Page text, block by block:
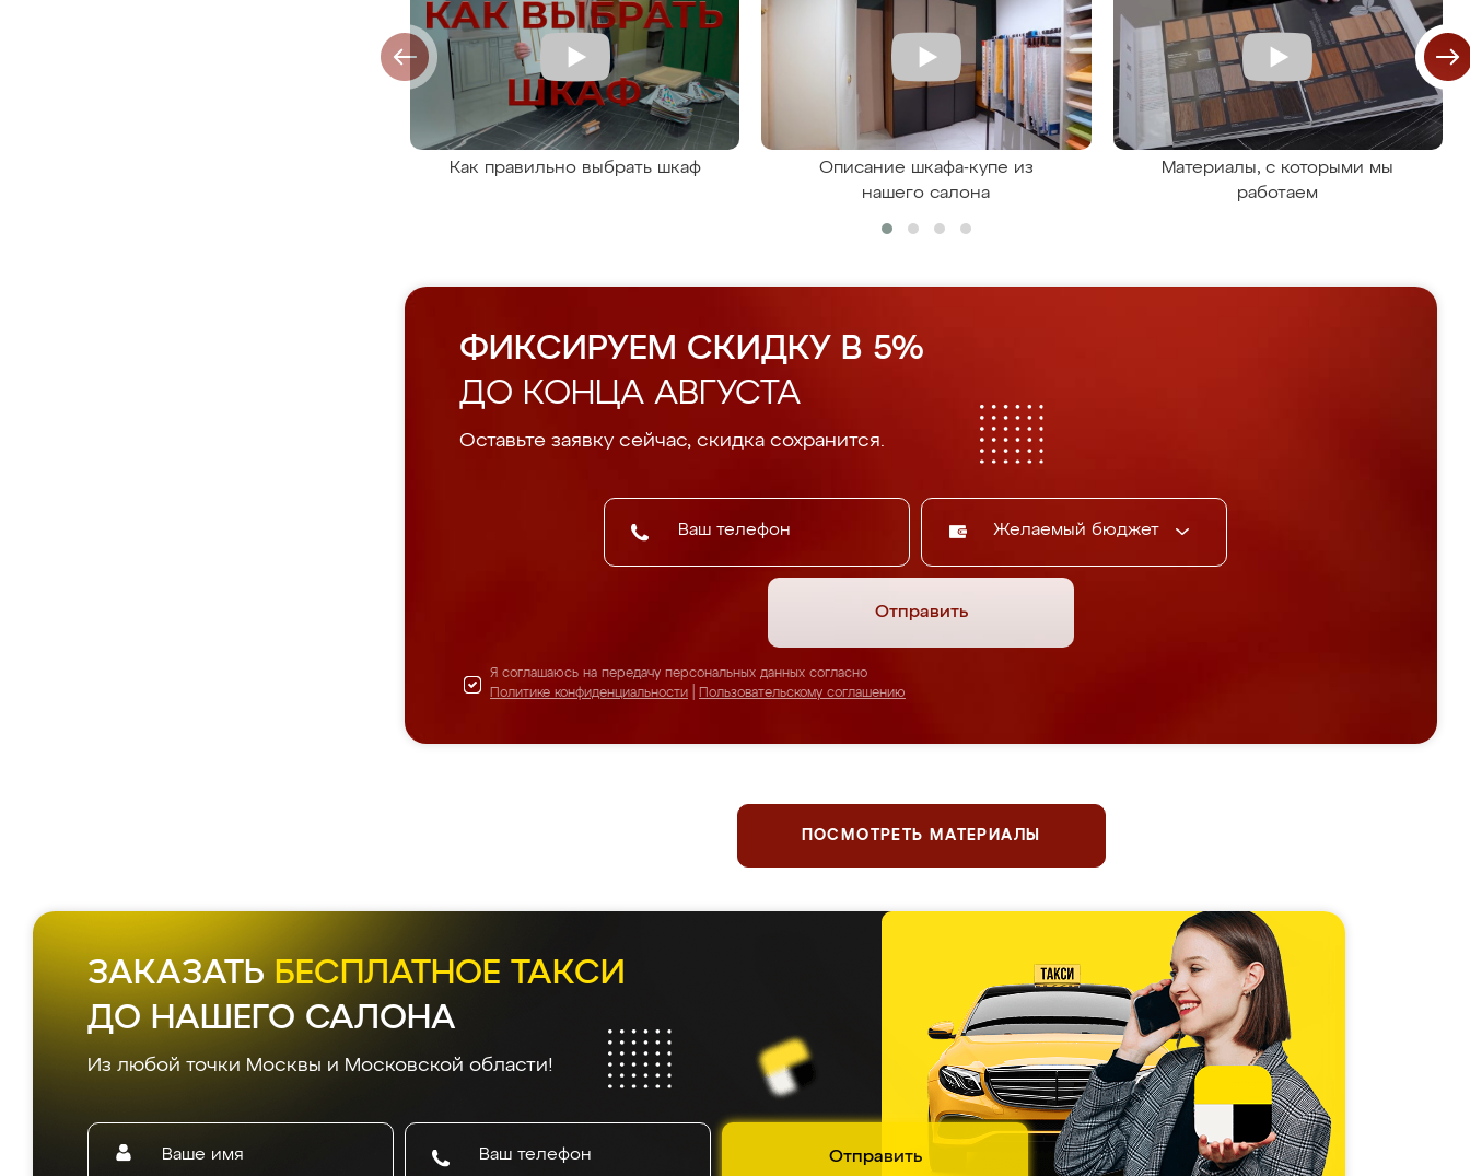
Как правильно выбрать шкаф
Описание шкафа-купе из
нашего салона
Материалы, с которыми мы
работаем
ФИКСИРУЕМ СКИДКУ В 5%
ДО КОНЦА АВГУСТА
Оставьте заявку сейчас, скидка сохранится.
Желаемый бюджет
Отправить
Я соглашаюсь на передачу персональных данных согласно
Политике конфиденциальности
Пользовательскому соглашению
ПОСМОТРЕТЬ МАТЕРИАЛЫ
ЗАКАЗАТЬ БЕСПЛАТНОЕ ТАКСИ
ДО НАШЕГО САЛОНА
Из любой точки Москвы и Московской области!
Отправить